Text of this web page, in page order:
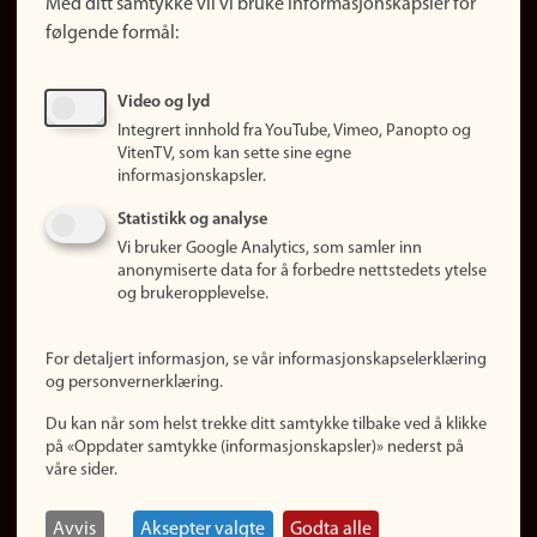
Finn studier
Ledige stillinger
Om nettstedet
Informasjonskapsler
Personvern
Logg inn
Rediger din ansattside
Med ditt samtykke vil vi bruke informasjonskapsler for
følgende formål:
Video og lyd
Integrert innhold fra YouTube, Vimeo, Panopto og
VitenTV, som kan sette sine egne
informasjonskapsler.
Statistikk og analyse
Vi bruker Google Analytics, som samler inn
anonymiserte data for å forbedre nettstedets ytelse
og brukeropplevelse.
For detaljert informasjon, se vår informasjonskapselerklæring
og personvernerklæring.
Du kan når som helst trekke ditt samtykke tilbake ved å klikke
på «Oppdater samtykke (informasjonskapsler)» nederst på
våre sider.
Avvis Aksepter valgte Godta alle